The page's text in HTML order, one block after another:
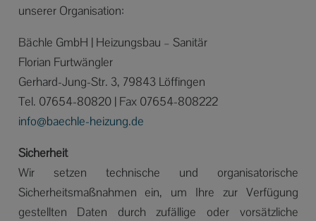
unserer Organisation:
Bächle GmbH | Heizungsbau – Sanitär
Florian Furtwängler
Gerhard-Jung-Str. 3, 79843 Löffingen
Tel. 07654-80820 | Fax 07654-808222
info@baechle-heizung.de
Sicherheit
Wir setzen technische und organisatorische
Sicherheitsmaßnahmen ein, um Ihre zur Verfügung
gestellten Daten durch zufällige oder vorsätzliche